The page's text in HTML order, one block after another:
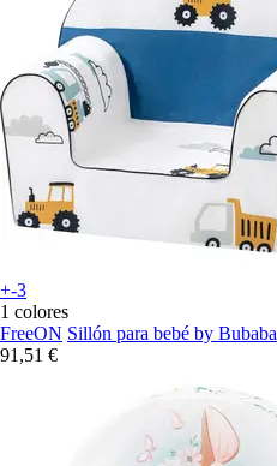
+-3
1 colores
FreeON Sillón para bebé by Bubaba
91,51 €